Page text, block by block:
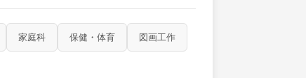
家庭科 保健・体育 図画工作